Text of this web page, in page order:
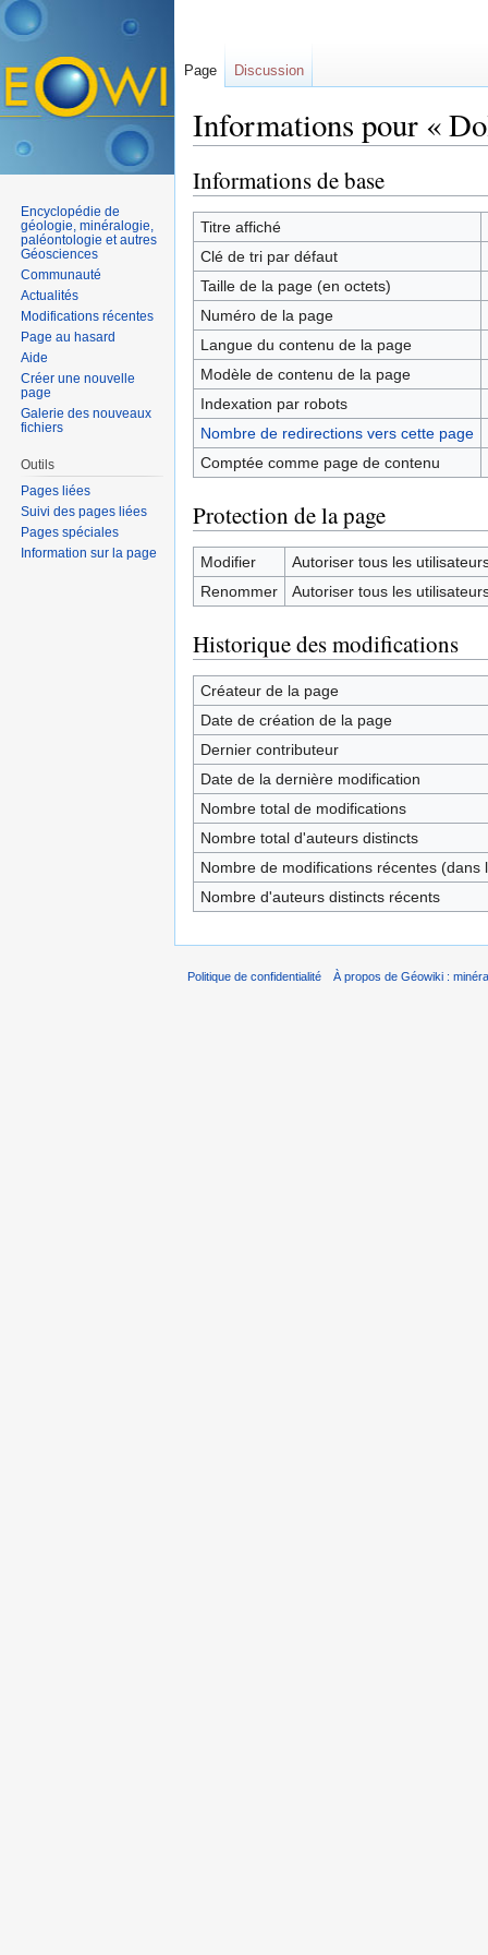
Informations pour «
Informations de base
Titre affiché
Clé de tri par défaut
Taille de la page (en octets)
Numéro de la page
Langue du contenu de la page
Modèle de contenu de la page
Indexation par robots
Nombre de redirections vers cette page
Comptée comme page de contenu
Protection de la page
Modifier
Autoriser tous les
Renommer
Autoriser tous les
Historique des modifications
Créateur de la page
Date de création de la page
Dernier contributeur
Date de la dernière modification
Nombre total de modifications
Nombre total d'auteurs distincts
Nombre de modifications récentes (dans
Nombre d'auteurs distincts récents
Page Discussion
Encyclopédie de
géologie, minéralogie,
paléontologie et autres
Géosciences
Communauté
Actualités
Modifications récentes
Page au hasard
Aide
Créer une nouvelle
page
Galerie des nouveaux
fichiers
Outils
Pages liées
Suivi des pages liées
Pages spéciales
Information sur la page
Politique de confidentialité À propos de Géowiki :